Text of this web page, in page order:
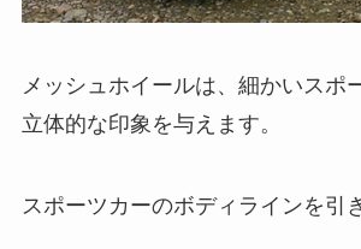
メッシュホイールは、細かいスポ
立体的な印象を与えます。
スポーツカーのボディラインを引